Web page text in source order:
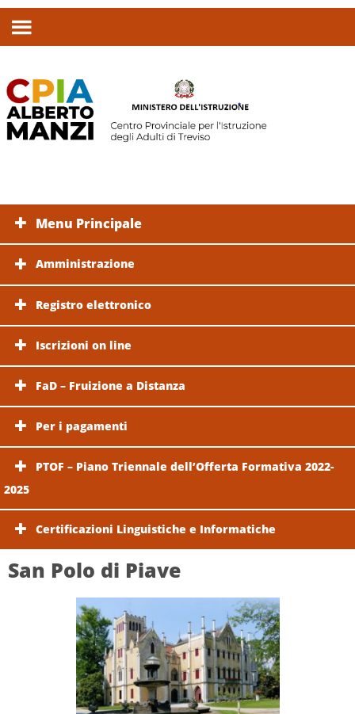
Menu Principale
Amministrazione
Registro elettronico
Iscrizioni on line
FaD – Fruizione a Distanza
Per i pagamenti
PTOF – Piano Triennale dell’Offerta Formativa 2022-
2025
Certificazioni Linguistiche e Informatiche
San Polo di Piave